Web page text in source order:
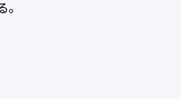
。